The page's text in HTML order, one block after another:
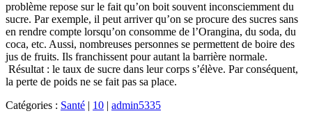
problème repose sur le fait qu’on boit souvent inconsciemment du
sucre. Par exemple, il peut arriver qu’on se procure des sucres sans
en rendre compte lorsqu’on consomme de l’Orangina, du soda, du
coca, etc. Aussi, nombreuses personnes se permettent de boire des
jus de fruits. Ils franchissent pour autant la barrière normale.
Résultat : le taux de sucre dans leur corps s’élève. Par conséquent,
la perte de poids ne se fait pas sa place.
Catégories : Santé | 10 | admin5335